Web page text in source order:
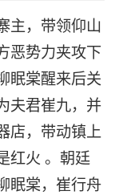
主，带领仰山
恶势力夹攻下
眠棠醒来后关
夫君崔九，并
店，带动镇上
红火 。朝廷
眠棠，崔行舟